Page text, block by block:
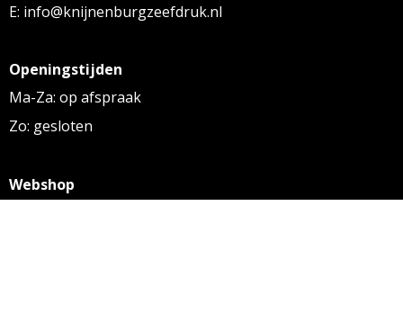
E: info@knijnenburgzeefdruk.nl
Openingstijden
Ma-Za: op afspraak
Zo: gesloten
Webshop